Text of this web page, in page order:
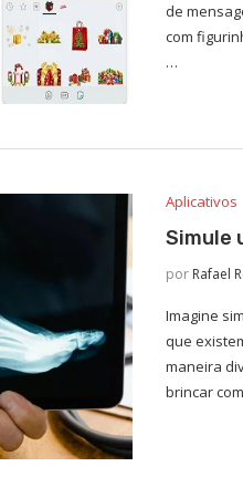
de
com
…
Aplicativos
Simule
por Rafael
Imagine
que
maneira
brincar